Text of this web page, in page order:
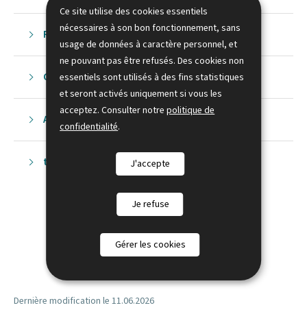
Ce site utilise des cookies essentiels
nécessaires à son bon fonctionnement, sans
usage de données à caractère personnel, et
ne pouvant pas être refusés. Des cookies non
essentiels sont utilisés à des fins statistiques
et seront activés uniquement si vous les
acceptez. Consulter notrepolitique de
confidentialité.
J'accepte
Je refuse
Gérer les cookies
Recherche
Contact
Accessibilité
temp
Dernière modification le 11.06.2026